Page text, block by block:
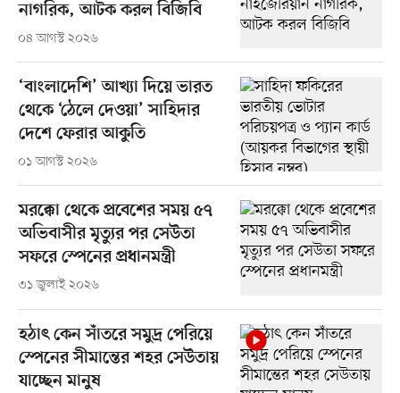
নাগরিক, আটক করল বিজিবি
০৪ আগস্ট ২০২৬
‘বাংলাদেশি’ আখ্যা দিয়ে ভারত
থেকে ‘ঠেলে দেওয়া’ সাহিদার
দেশে ফেরার আকুতি
০১ আগস্ট ২০২৬
মরক্কো থেকে প্রবেশের সময় ৫৭
অভিবাসীর মৃত্যুর পর সেউতা
সফরে স্পেনের প্রধানমন্ত্রী
৩১ জুলাই ২০২৬
হঠাৎ কেন সাঁতরে সমুদ্র পেরিয়ে
স্পেনের সীমান্তের শহর সেউতায়
যাচ্ছেন মানুষ